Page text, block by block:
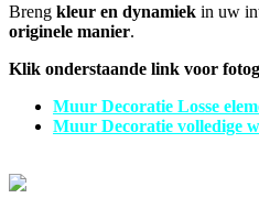
Breng kleur en dynamiek in uw
originele manier.
Klik onderstaande link voor
Muur Decoratie Losse
Muur Decoratie volledige